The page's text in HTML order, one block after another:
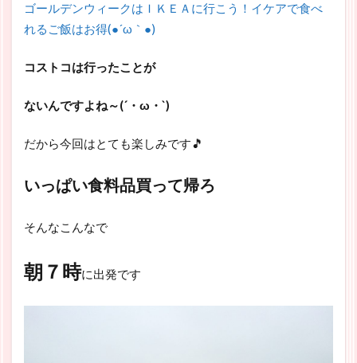
ゴールデンウィークはＩＫＥＡに行こう！イケアで食べ
れるご飯はお得(●´ω｀●)
コストコは行ったことが
ないんですよね～(´・ω・`)
だから今回はとても楽しみです🎵
いっぱい食料品買って帰ろ
そんなこんなで
朝７時に出発です